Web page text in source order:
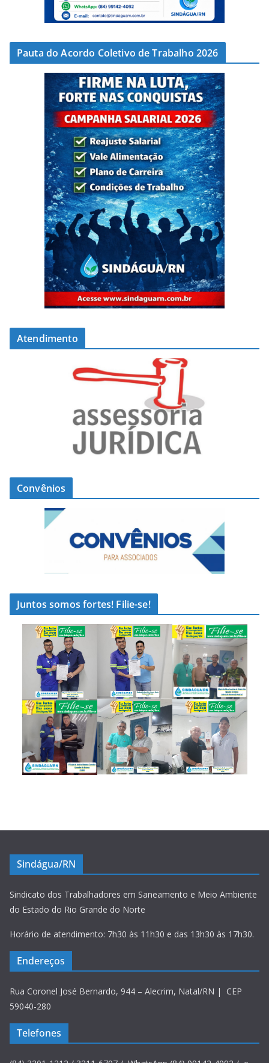
Pauta do Acordo Coletivo de Trabalho 2026
Atendimento
Convênios
Juntos somos fortes! Filie-se!
Sindágua/RN
Sindicato dos Trabalhadores em Saneamento e Meio Ambiente
do Estado do Rio Grande do Norte
Horário de atendimento: 7h30 às 11h30 e das 13h30 às 17h30.
Endereços
Rua Coronel José Bernardo, 944 – Alecrim, Natal/RN | CEP
59040-280
Telefones